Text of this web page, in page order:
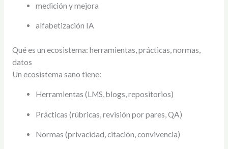
medición y mejora
alfabetización IA
Qué es un ecosistema: herramientas, prácticas, normas,
datos
Un ecosistema sano tiene:
Herramientas (LMS, blogs, repositorios)
Prácticas (rúbricas, revisión por pares, QA)
Normas (privacidad, citación, convivencia)